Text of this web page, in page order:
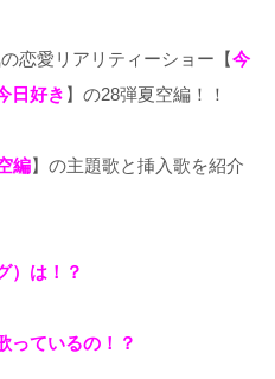
恋愛リアリティーショー【今
日好き 】の28弾夏空編！！
編】の主題歌と挿入歌を紹介
）は！？
っているの！？